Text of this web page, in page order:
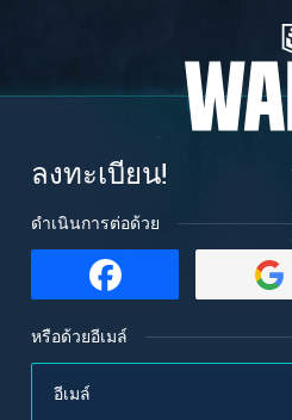
ลงทะเบียน!
ดำเนินการต่อด้วย
หรือด้วยอีเมล์